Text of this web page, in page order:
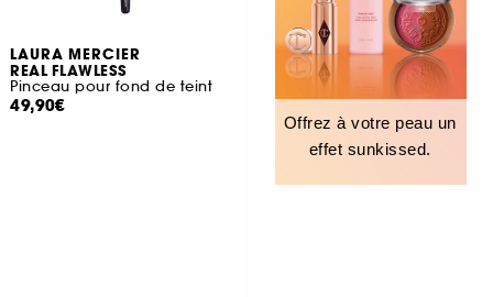
LAURA MERCIER
REAL FLAWLESS
Pinceau pour fond de teint
49,90€
Offrez à votre peau un
effet sunkissed.